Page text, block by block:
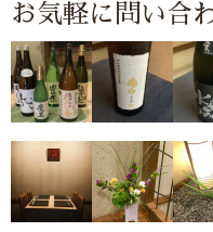
お気軽に問い合